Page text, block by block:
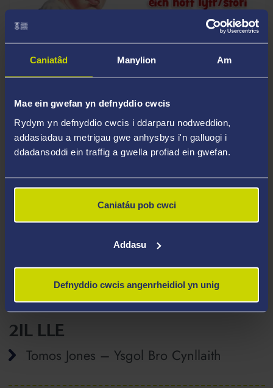
Caniatâd Manylion Am
Mae ein gwefan yn defnyddio cwcis
Rydym yn defnyddio cwcis i ddarparu nodweddion,
addasiadau a metrigau gwe anhysbys i'n galluogi i
ddadansoddi ein traffig a gwella profiad ein gwefan.
Caniatáu pob cwci
Addasu
Defnyddio cwcis angenrheidiol yn unig
Emily Jenkins – Ysgol Bro Cynllaith
Maya Rose Thomas – Ysgol Tavernspite
2IL LLE
Tomos Jones – Ysgol Bro Cynllaith